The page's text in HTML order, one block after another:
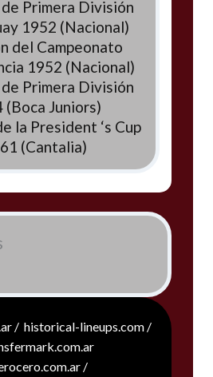
de Primera División
1952 (Nacional)
del Campeonato
1952 (Nacional)
de Primera División
(Boca Juniors)
la President ‘s Cup
(Cantalia)
/ historical-lineups.com /
/